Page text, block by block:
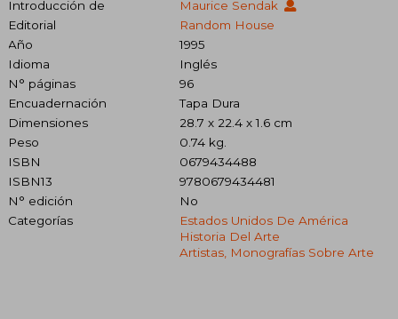
Introducción de
Maurice Sendak
Editorial
Random House
Año
1995
Idioma
Inglés
N° páginas
96
Encuadernación
Tapa Dura
Dimensiones
28.7 x 22.4 x 1.6 cm
Peso
0.74 kg.
ISBN
0679434488
ISBN13
9780679434481
N° edición
No
Categorías
Estados Unidos De América
Historia Del Arte
Artistas, Monografías Sobre Arte